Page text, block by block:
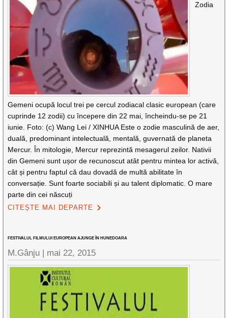
Zodia
Gemeni ocupă locul trei pe cercul zodiacal clasic european (care
cuprinde 12 zodii) cu începere din 22 mai, încheindu-se pe 21
iunie. Foto: (c) Wang Lei / XINHUA Este o zodie masculină de aer,
duală, predominant intelectuală, mentală, guvernată de planeta
Mercur. În mitologie, Mercur reprezintă mesagerul zeilor. Nativii
din Gemeni sunt ușor de recunoscut atât pentru mintea lor activă,
cât și pentru faptul că dau dovadă de multă abilitate în
conversație. Sunt foarte sociabili și au talent diplomatic. O mare
parte din cei născuți
CITEȘTE MAI DEPARTE
FESTIVALUL FILMULUI EUROPEAN AJUNGE ÎN HUNEDOARA
M.Gânju | mai 22, 2015